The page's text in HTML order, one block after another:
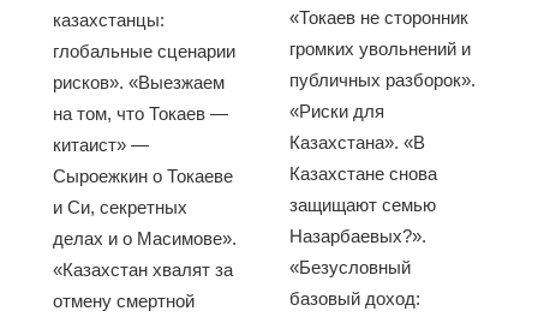
казахстанцы:
глобальные сценарии
рисков». «Выезжаем
на том, что Токаев —
китаист» —
Сыроежкин о Токаеве
и Си, секретных
делах и о Масимове».
«Казахстан хвалят за
отмену смертной
«Токаев не сторонник
громких увольнений и
публичных разборок».
«Риски для
Казахстана». «В
Казахстане снова
защищают семью
Назарбаевых?».
«Безусловный
базовый доход: